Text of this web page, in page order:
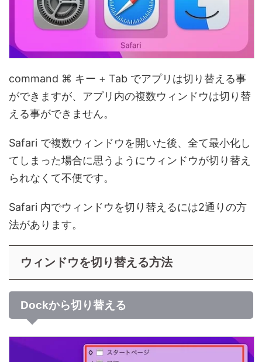
command ⌘ キー + Tab でアプリは切り替える事
ができますが、アプリ内の複数ウィンドウは切り替
える事ができません。
Safari で複数ウィンドウを開いた後、全て最小化し
てしまった場合に思うようにウィンドウが切り替え
られなくて不便です。
Safari 内でウィンドウを切り替えるには2通りの方
法があります。
ウィンドウを切り替える方法
Dockから切り替える